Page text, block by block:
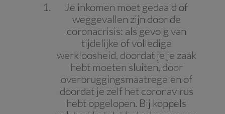
Je inkomen moet gedaald of
weggevallen zijn door de
coronacrisis: als gevolg van
tijdelijke of volledige
werkloosheid, doordat je je zaak
hebt moeten sluiten, door
overbruggingsmaatregelen of
doordat je zelf het coronavirus
hebt opgelopen. Bij koppels